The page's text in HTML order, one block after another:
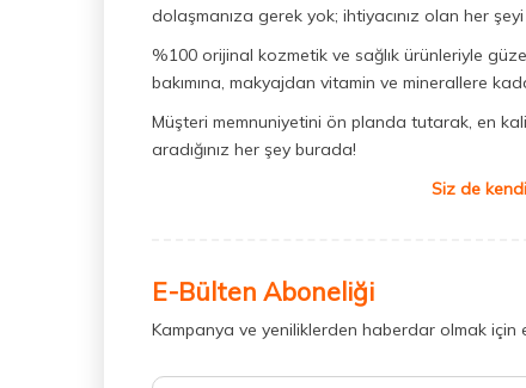
dolaşmanıza gerek yok; ihtiyacınız olan her
%100 orijinal kozmetik ve sağlık ürünleriyle
bakımına, makyajdan vitamin ve minerallere
Müşteri memnuniyetini ön planda tutarak, en
aradığınız her şey burada!
Siz de
E-Bülten Aboneliği
Kampanya ve yeniliklerden haberdar olmak için